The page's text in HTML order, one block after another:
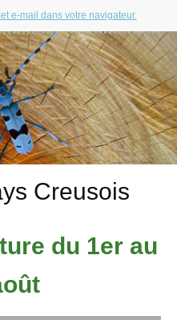
e-mail dans votre navigateur.
Creusois
du 1er au